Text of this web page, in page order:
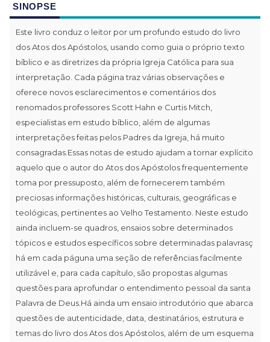
SINOPSE
Este livro conduz o leitor por um profundo estudo do livro
dos Atos dos Apóstolos, usando como guia o próprio texto
bíblico e as diretrizes da própria Igreja Católica para sua
interpretação. Cada página traz várias observações e
oferece novos esclarecimentos e comentários dos
renomados professores Scott Hahn e Curtis Mitch,
especialistas em estudo bíblico, além de algumas
interpretações feitas pelos Padres da Igreja, há muito
consagradas.Essas notas de estudo ajudam a tornar explícito
aquelo que o autor do Atos dos Apóstolos frequentemente
toma por pressuposto, além de fornecerem também
preciosas informações históricas, culturais, geográficas e
teológicas, pertinentes ao Velho Testamento. Neste estudo
ainda incluem-se quadros, ensaios sobre determinados
tópicos e estudos específicos sobre determinadas palavrasç
há em cada páguna uma seção de referências facilmente
utilizável e, para cada capítulo, são propostas algumas
questões para aprofundar o entendimento pessoal da santa
Palavra de Deus.Há ainda um ensaio introdutório que abarca
questões de autenticidade, data, destinatários, estrutura e
temas do livro dos Atos dos Apóstolos, além de um esquema